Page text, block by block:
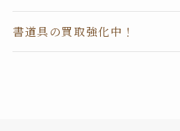
書道具の買取強化中！